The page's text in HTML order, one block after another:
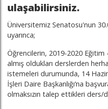
ulaşabilirsiniz.
Üniversitemiz Senatosu'nun
uyarınca;
Öğrencilerin, 2019-2020 Eğitim -
almış oldukları derslerden
istemeleri durumunda, 14
İşleri Daire Başkanlığı’na
olmaksızın talep ettikleri ders/